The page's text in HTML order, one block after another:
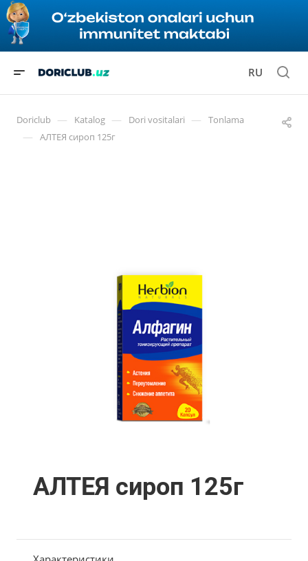
RU
Doriclub — Katalog — Dori vositalari — Tonlama
— АЛТЕЯ сироп 125г
АЛТЕЯ сироп 125г